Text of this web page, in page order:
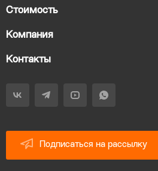
Стоимость
Компания
Контакты
Подписаться на рассылку